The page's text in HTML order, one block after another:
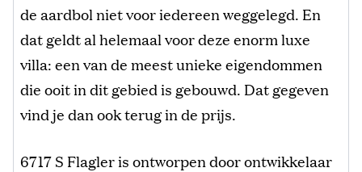
de aardbol niet voor iedereen weggelegd. En
dat geldt al helemaal voor deze enorm luxe
villa: een van de meest unieke eigendommen
die ooit in dit gebied is gebouwd. Dat gegeven
vind je dan ook terug in de prijs.
6717 S Flagler is ontworpen door ontwikkelaar